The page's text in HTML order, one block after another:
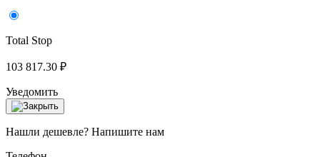
Total Stop
103 817.30 ₽
Уведомить
Нашли дешевле? Напишите нам